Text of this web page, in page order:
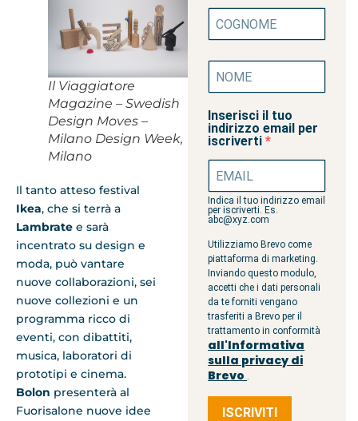
Il Viaggiatore
Magazine – Swedish
Design Moves –
Milano Design Week,
Milano
Il tanto atteso festival
Ikea, che si terrà a
Lambrate e sarà
incentrato su design e
moda, può vantare
nuove collaborazioni, sei
nuove collezioni e un
programma ricco di
eventi, con dibattiti,
musica, laboratori di
prototipi e cinema.
Bolon presenterà al
Fuorisalone nuove idee
Inserisci il tuo
indirizzo email per
iscriverti
Indica il tuo indirizzo email
per iscriverti. Es.
abc@xyz.com
Utilizziamo Brevo come
piattaforma di marketing.
Inviando questo modulo,
accetti che i dati personali
da te forniti vengano
trasferiti a Brevo per il
trattamento in conformità
all'Informativa
sulla privacy di
Brevo .
ISCRIVITI